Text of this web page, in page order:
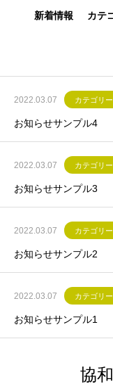
新着情報 カテ
2022.03.07 カテゴリ
お知らせサンプル4
2022.03.07 カテゴリ
お知らせサンプル3
2022.03.07 カテゴリ
お知らせサンプル2
2022.03.07 カテゴリ
お知らせサンプル1
協